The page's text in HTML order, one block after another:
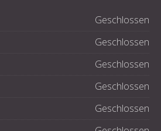
Geschlossen
Geschlossen
Geschlossen
Geschlossen
Geschlossen